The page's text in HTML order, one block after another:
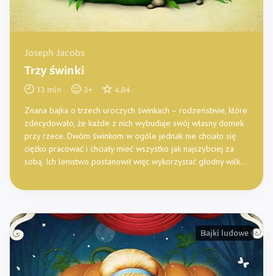
Joseph Jacobs
Trzy świnki
13 min 3+ 4.84
Znana bajka o trzech uroczych świnkach – rodzeństwie, które
zdecydowało, że każde z nich wybuduje swój własny domek
przy rzece. Dwóm świnkom w ogóle jednak nie chciało się
ciężko pracować i chciały mieć wszystko jak najszybciej za
sobą. Ich lenistwo postanowił więc wykorzystać głodny wilk…
Bajki ludowe